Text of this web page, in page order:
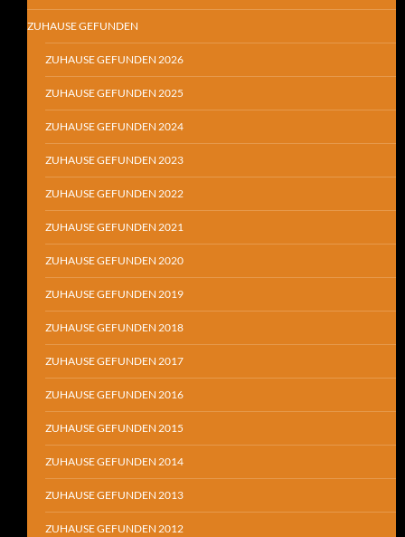
ZUHAUSE GEFUNDEN
ZUHAUSE GEFUNDEN 2026
ZUHAUSE GEFUNDEN 2025
ZUHAUSE GEFUNDEN 2024
ZUHAUSE GEFUNDEN 2023
ZUHAUSE GEFUNDEN 2022
ZUHAUSE GEFUNDEN 2021
ZUHAUSE GEFUNDEN 2020
ZUHAUSE GEFUNDEN 2019
ZUHAUSE GEFUNDEN 2018
ZUHAUSE GEFUNDEN 2017
ZUHAUSE GEFUNDEN 2016
ZUHAUSE GEFUNDEN 2015
ZUHAUSE GEFUNDEN 2014
ZUHAUSE GEFUNDEN 2013
ZUHAUSE GEFUNDEN 2012